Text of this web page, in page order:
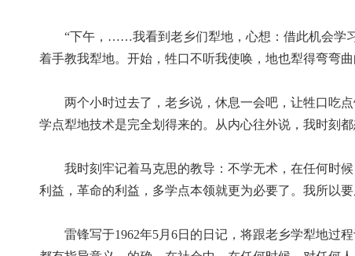
“下午，……我看到老乡们犁地，心想：借此机会学习
着手教我犁地。开始，牲口不听我使唤，地也犁得弯弯
两个小时过去了，老乡说，休息一会吧，让牲口吃点
学点犁地技术是完全划得来的。从内心往外说，我时刻
我时刻牢记着马克思的教导：不学无术，在任何时候
利益，革命的利益，多学点本领就更为必要了。我所以
雷锋写于1962年5月6日的日记，将跟老乡学犁地过程